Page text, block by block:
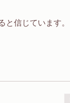
信じています。